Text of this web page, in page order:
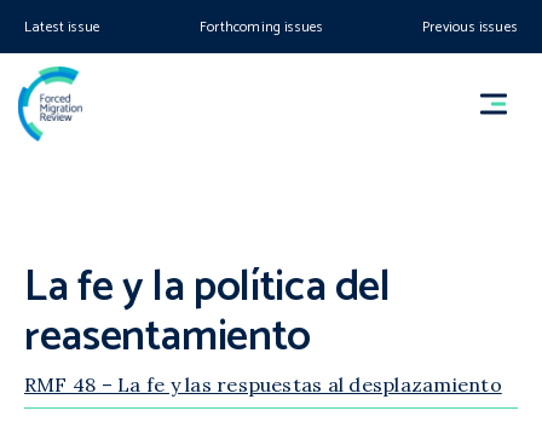
Latest issue Forthcoming issues Previous issues
La fe y la política del
reasentamiento
RMF 48 – La fe y las respuestas al desplazamiento